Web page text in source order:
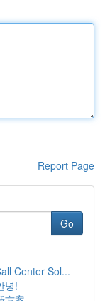
Report Page
Go
Center Sol...
녕!